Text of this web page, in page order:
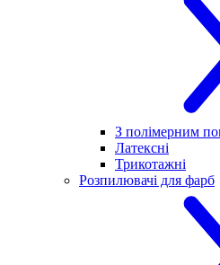
З полімерним
Латексні
Трикотажні
Розпилювачі для фарб